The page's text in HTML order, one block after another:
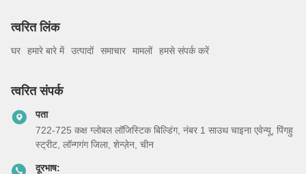
त्वरित लिंक
घर हमारे बारे में उत्पादों समाचार मामलों हमसे संपर्क करें
त्वरित संपर्क
पता
722-725 कक्ष ग्लोबल लॉजिस्टिक बिल्डिंग, नंबर 1 साउथ चाइना एवेन्यू, पिंगहु
स्ट्रीट, लॉन्गगंग जिला, शेन्ज़ेन, चीन
दूरभाष: